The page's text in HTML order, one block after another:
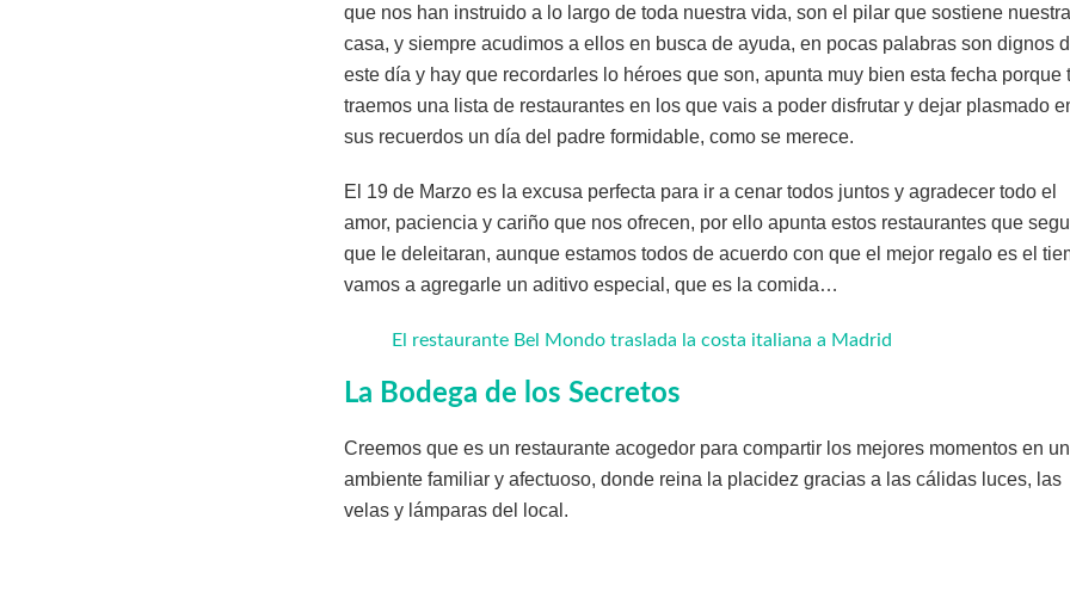
que nos han instruido a lo largo de toda nuestra vida, son el pilar que sostiene nuestra
casa, y siempre acudimos a ellos en busca de ayuda, en pocas palabras son dignos
este día y hay que recordarles lo héroes que son, apunta muy bien esta fecha porque
traemos una lista de restaurantes en los que vais a poder disfrutar y dejar plasmado
sus recuerdos un día del padre formidable, como se merece.
El 19 de Marzo es la excusa perfecta para ir a cenar todos juntos y agradecer todo el
amor, paciencia y cariño que nos ofrecen, por ello apunta estos restaurantes que
que le deleitaran, aunque estamos todos de acuerdo con que el mejor regalo es el
vamos a agregarle un aditivo especial, que es la comida…
El restaurante Bel Mondo traslada la costa italiana a Madrid
La Bodega de los Secretos
Creemos que es un restaurante acogedor para compartir los mejores momentos en un
ambiente familiar y afectuoso, donde reina la placidez gracias a las cálidas luces, las
velas y lámparas del local.